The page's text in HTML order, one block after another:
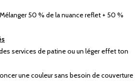
50 % de la nuance reflet + 50 %
services de patine ou un léger effet ton
une couleur sans besoin de couverture